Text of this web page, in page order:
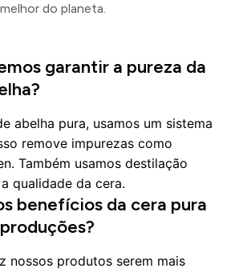
do planeta.
garantir a pureza da
abelha pura, usamos um sistema
remove impurezas como
Também usamos destilação
qualidade da cera.
benefícios da cera pura
nossos produtos serem mais